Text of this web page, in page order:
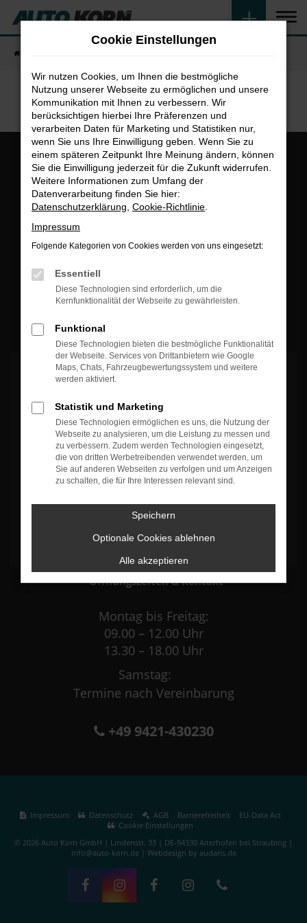
Zum
Hauptinhalt
4,8
100%Fahrzeug wie beschrieben
Es wird versucht, Inhalte vonwww.google.com zu laden. Dabei
können Daten an Dritte weitergegeben werden. Wenn Sie damit
einverstanden sind, klicken Sie bitte auf "Bestätigen".
Bestätigen
Öffnungszeiten & Kontakt
Montag bis Freitag:
09.00 – 12.00 Uhr
13.30 – 18.00 Uhr
Samstag:
Termine nach Vereinbarung
+49 9421-430230
Impressum Datenschutz AGB Barrierefreiheit
EU-Data Act
Cookie Einstellungen
© 2026 Auto Korn GmbH | Lindenstr. 33 | DE-94330 Aiterhofen bei Straubing |
info@auto-korn.de | Webdesign by audaris.de
Cookie Einstellungen
Wir nutzen Cookies, um Ihnen die bestmögliche
Nutzung unserer Webseite zu ermöglichen und unsere
Kommunikation mit Ihnen zu verbessern. Wir
berücksichtigen hierbei Ihre Präferenzen und
verarbeiten Daten für Marketing und Statistiken nur,
wenn Sie uns Ihre Einwilligung geben. Wenn Sie zu
einem späteren Zeitpunkt Ihre Meinung ändern, können
Sie die Einwilligung jederzeit für die Zukunft widerrufen.
Weitere Informationen zum Umfang der
Datenverarbeitung finden Sie hier:
Datenschutzerklärung Cookie-Richtlinie
Impressum
Folgende Kategorien von Cookies werden von uns eingesetzt:
Essentiell
Diese Technologien sind erforderlich, um die
Kernfunktionalität der Webseite zu gewährleisten.
Funktional
Diese Technologien bieten die bestmögliche Funktionalität
der Webseite. Services von Drittanbietern wie Google
Maps, Chats, Fahrzeugbewertungssystem und weitere
werden aktiviert.
Statistik und Marketing
Diese Technologien ermöglichen es uns, die Nutzung der
Webseite zu analysieren, um die Leistung zu messen und
zu verbessern. Zudem werden Technologien eingesetzt,
die von dritten Werbetreibenden verwendet werden, um
Sie auf anderen Webseiten zu verfolgen und um Anzeigen
zu schalten, die für Ihre Interessen relevant sind.
Speichern
Optionale Cookies ablehnen
Alle akzeptieren